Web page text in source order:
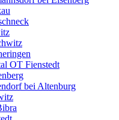
OT Fienstedt
bei Altenburg